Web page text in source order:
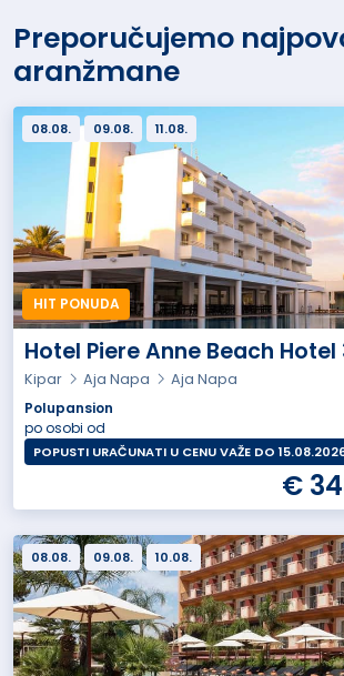
Preporučujemo
aranžmane
08.08. 09.08. 11.08.
HIT PONUDA
Hotel Piere Anne Beach Hotel
Kipar Aja Napa
Aja Napa
Polupansion
po osobi od
POPUSTI URAČUNATI U CENU VAŽE DO
€
08.08. 09.08. 10.08.